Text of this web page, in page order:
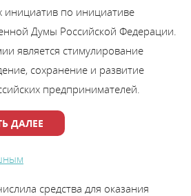
инициатив по инициативе
Думы Российской Федерации.
является стимулирование
сохранение и развитие
предпринимателей.
ДАЛЕЕ
средства для оказания